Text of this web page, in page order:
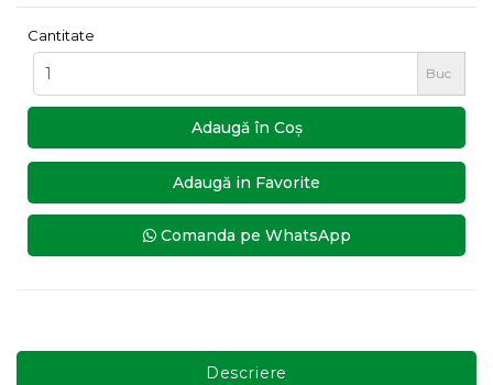
Cantitate
Buc
Adaugă în Coş
Adaugă in Favorite
Comanda pe WhatsApp
Descriere